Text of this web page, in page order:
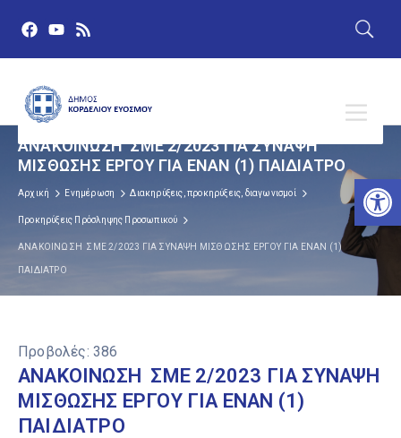
ΑΝΑΚΟΙΝΩΣΗ ΣΜΕ 2/2023 ΓΙΑ ΣΥΝΑΨΗ
ΜΙΣΘΩΣΗΣ ΕΡΓΟΥ ΓΙΑ ΕΝΑΝ (1) ΠΑΙΔΙΑΤΡΟ
Αρχική Ενημέρωση Διακηρύξεις, προκηρύξεις, διαγωνισμοί
Προκηρύξεις Πρόσληψης Προσωπικού
ΑΝΑΚΟΙΝΩΣΗ ΣΜΕ 2/2023 ΓΙΑ ΣΥΝΑΨΗ ΜΙΣΘΩΣΗΣ ΕΡΓΟΥ ΓΙΑ ΕΝΑΝ (1)
ΠΑΙΔΙΑΤΡΟ
Προβολές: 386
ΑΝΑΚΟΙΝΩΣΗ ΣΜΕ 2/2023 ΓΙΑ ΣΥΝΑΨΗ
ΜΙΣΘΩΣΗΣ ΕΡΓΟΥ ΓΙΑ ΕΝΑΝ (1)
ΠΑΙΔΙΑΤΡΟ